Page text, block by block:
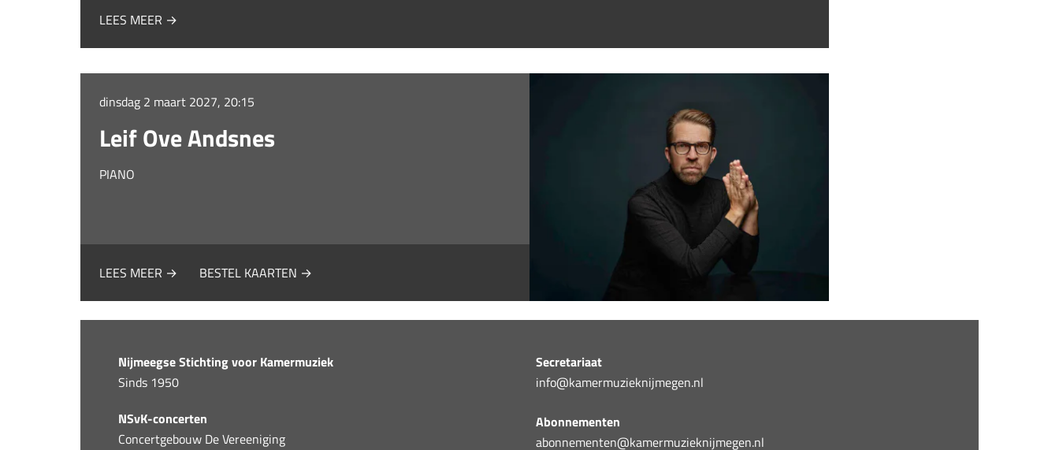
LEES MEER →
dinsdag 2 maart 2027, 20:15
Leif Ove Andsnes
PIANO
LEES MEER → BESTEL KAARTEN →
Nijmeegse Stichting voor Kamermuziek
Sinds 1950
NSvK-concerten
Concertgebouw De Vereeniging
Secretariaat
info@kamermuzieknijmegen.nl
Abonnementen
abonnementen@kamermuzieknijmegen.nl